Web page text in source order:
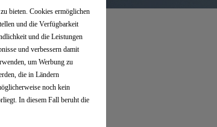
bieten. Cookies ermöglichen
und die Verfügbarkeit
und die Leistungen
und verbessern damit
um Werbung zu
die in Ländern
noch kein
In diesem Fall beruht die